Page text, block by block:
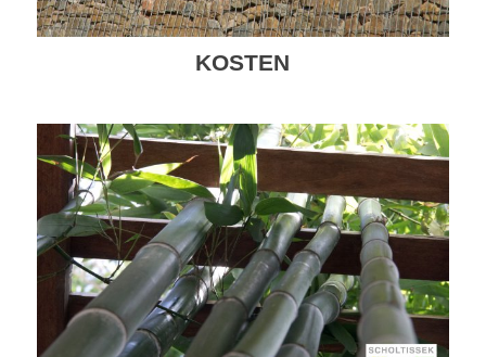
KOSTEN